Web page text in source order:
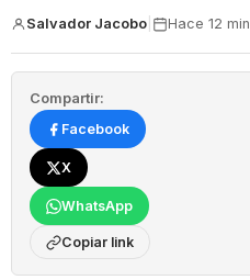
Salvador Jacobo Hace 12 min
Compartir:
Facebook
X
WhatsApp
Copiar link